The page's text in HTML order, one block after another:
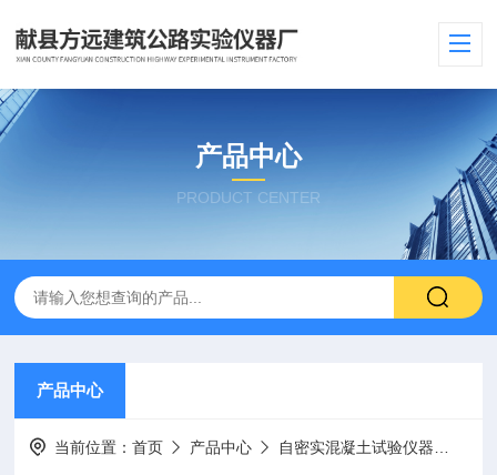
产品中心
PRODUCT CENTER
产品中心
当前位置：首页 产品中心 自密实混凝土试验仪器